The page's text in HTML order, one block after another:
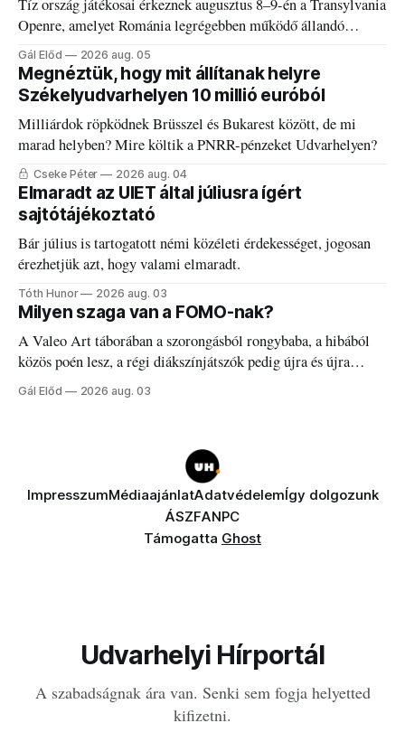
Tíz ország játékosai érkeznek augusztus 8–9-én a Transylvania
Openre, amelyet Románia legrégebben működő állandó
discgolfpályáján rendeznek meg.
Gál Előd 2026 aug. 05
Megnéztük, hogy mit állítanak helyre
Székelyudvarhelyen 10 millió euróból
Milliárdok röpködnek Brüsszel és Bukarest között, de mi
marad helyben? Mire költik a PNRR-pénzeket Udvarhelyen?
Cseke Péter 2026 aug. 04
Elmaradt az UIET által júliusra ígért
sajtótájékoztató
Bár július is tartogatott némi közéleti érdekességet, jogosan
érezhetjük azt, hogy valami elmaradt.
Tóth Hunor 2026 aug. 03
Milyen szaga van a FOMO-nak?
A Valeo Art táborában a szorongásból rongybaba, a hibából
közös poén lesz, a régi diákszínjátszók pedig újra és újra
visszatalálnak egymáshoz.
Gál Előd 2026 aug. 03
ImpresszumMédiaajánlatAdatvédelemÍgy dolgozunk
ÁSZFANPC
Támogatta Ghost
Udvarhelyi Hírportál
A szabadságnak ára van. Senki sem fogja helyetted
kifizetni.